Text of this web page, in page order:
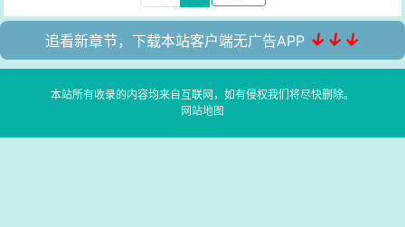
追看新章节，下载本站客户端无广告APP ↓↓↓
本站所有收录的内容均来自互联网，如有侵权我们将尽快删除。
网站地图